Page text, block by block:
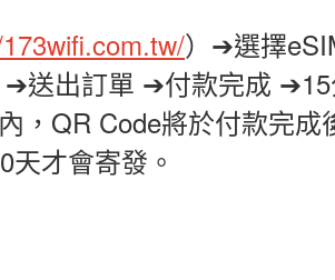
） ➔選擇
送出訂單 ➔付款完成 ➔15
， QR Code將於付款完成
天才會寄發。